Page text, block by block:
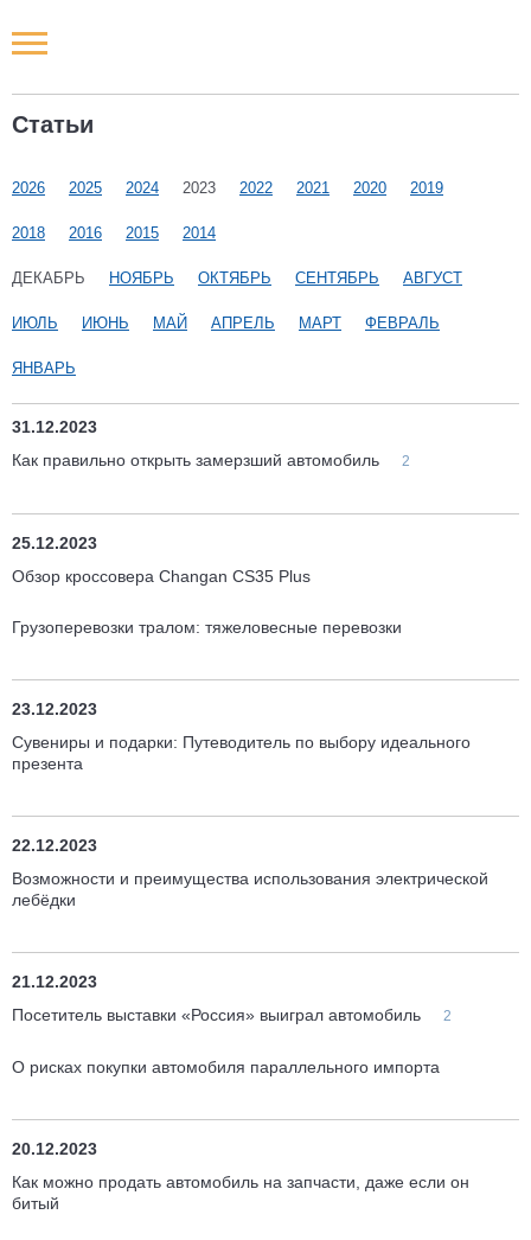
Статьи
2026 2025 2024 2023 2022 2021 2020 2019
2018 2016 2015 2014
ДЕКАБРЬ НОЯБРЬ ОКТЯБРЬ СЕНТЯБРЬ АВГУСТ
ИЮЛЬ ИЮНЬ МАЙ АПРЕЛЬ МАРТ ФЕВРАЛЬ
ЯНВАРЬ
31.12.2023
Как правильно открыть замерзший автомобиль
2
25.12.2023
Обзор кроссовера Changan CS35 Plus
Грузоперевозки тралом: тяжеловесные перевозки
23.12.2023
Сувениры и подарки: Путеводитель по выбору идеального
презента
22.12.2023
Возможности и преимущества использования электрической
лебёдки
21.12.2023
Посетитель выставки «Россия» выиграл автомобиль
2
О рисках покупки автомобиля параллельного импорта
20.12.2023
Как можно продать автомобиль на запчасти, даже если он
битый
Новости РФ
Наши мероприятия
Статьи